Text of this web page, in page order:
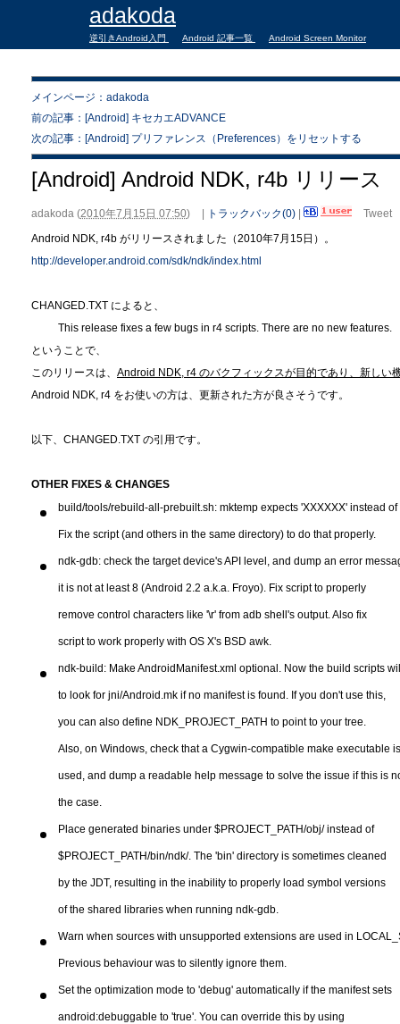
adakoda
逆引きAndroid入門 Android 記事一覧 Android Screen Monitor
メインページ：adakoda
前の記事：[Android] キセカエADVANCE
次の記事：[Android] プリファレンス（Preferences）をリセットする
[Android] Android NDK, r4b リリース
adakoda (2010年7月15日 07:50) トラックバック(0)
Tweet
Android NDK, r4b がリリースされました（2010年7月15日）。
http://developer.android.com/sdk/ndk/index.html
CHANGED.TXT によると、
This release fixes a few bugs in r4 scripts. There are no new features.
ということで、
このリリースは、 Android NDK, r4 のバクフィックスが目的であり、新しい
Android NDK, r4 をお使いの方は、更新された方が良さそうです。
以下、CHANGED.TXT の引用です。
OTHER FIXES & CHANGES
build/tools/rebuild-all-prebuilt.sh: mktemp expects 'XXXXXX' instead
Fix the script (and others in the same directory) to do that properly.
ndk-gdb: check the target device's API level, and dump an error
it is not at least 8 (Android 2.2 a.k.a. Froyo). Fix script to properly
remove control characters like '\r' from adb shell's output. Also fix
script to work properly with OS X's BSD awk.
ndk-build: Make AndroidManifest.xml optional. Now the build scripts
to look for jni/Android.mk if no manifest is found. If you don't use this,
you can also define NDK_PROJECT_PATH to point to your tree.
Also, on Windows, check that a Cygwin-compatible make executable
used, and dump a readable help message to solve the issue if this is
the case.
Place generated binaries under $PROJECT_PATH/obj/ instead of
$PROJECT_PATH/bin/ndk/. The 'bin' directory is sometimes cleaned
by the JDT, resulting in the inability to properly load symbol versions
of the shared libraries when running ndk-gdb.
Warn when sources with unsupported extensions are used in
Previous behaviour was to silently ignore them.
Set the optimization mode to 'debug' automatically if the manifest sets